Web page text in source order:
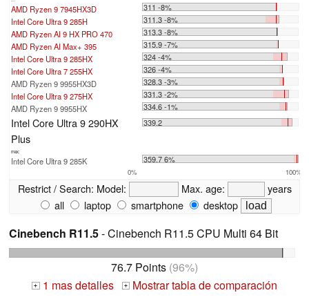
AMD Ryzen 9 7945HX3D
311 -8%
Intel Core Ultra 9 285H
311.3 -8%
AMD Ryzen AI 9 HX PRO 470
313.3 -8%
AMD Ryzen AI Max+ 395
315.9 -7%
Intel Core Ultra 9 285HX
324 -4%
Intel Core Ultra 7 255HX
326 -4%
AMD Ryzen 9 9955HX3D
328.3 -3%
Intel Core Ultra 9 275HX
331.3 -2%
AMD Ryzen 9 9955HX
334.6 -1%
Intel Core Ultra 9 290HX
Plus
339.2
max:
Intel Core Ultra 9 285K 359.7 6%
0% 100%
Restrict / Search: Model: Max. age:
years
all
laptop smartphone desktop
Cinebench R11.5- Cinebench R11.5 CPU Multi 64 Bit
76.7 Points (96%)
+ 1 mas detalles +
Mostrar tabla de comparación